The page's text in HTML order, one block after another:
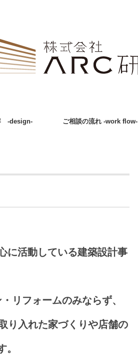
-design- ご相談の流れ -work flow-
に活動している建築設計事
リフォームのみならず、
り入れた家づくりや店舗の
。